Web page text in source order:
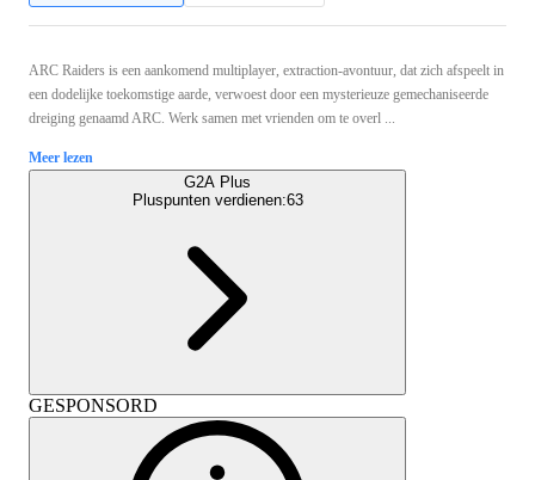
ARC Raiders is een aankomend multiplayer, extraction-avontuur, dat zich afspeelt in
een dodelijke toekomstige aarde, verwoest door een mysterieuze gemechaniseerde
dreiging genaamd ARC. Werk samen met vrienden om te overl ...
Meer lezen
G2A Plus
Pluspunten verdienen:63
GESPONSORD